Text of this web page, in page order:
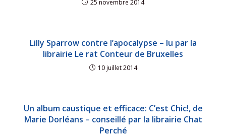
25 novembre 2014
Lilly Sparrow contre l’apocalypse – lu par la
librairie Le rat Conteur de Bruxelles
10 juillet 2014
Un album caustique et efficace: C’est Chic!, de
Marie Dorléans – conseillé par la librairie Chat
Perché